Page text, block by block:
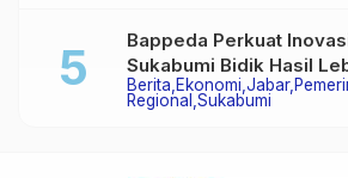
Berita Ekonomi Jabar
Regional Sukabumi
Bappeda Perkuat
Sukabumi Bidik Hasil
2026